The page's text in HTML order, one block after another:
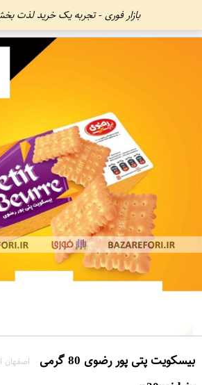
بازار فوری - تجربه یک خرید لذت
بیسکویت پتی پور رضوی 80 گرمی اصفهان